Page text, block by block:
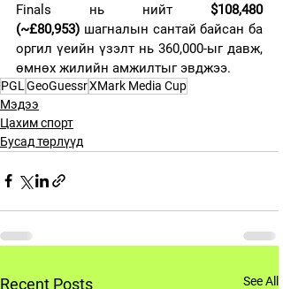
Finals нь нийт $108,480
(~£80,953) шагналын сантай байсан ба
оргил үеийн үзэлт нь 360,000-ыг давж,
өмнөх жилийн амжилтыг эвджээ.
PGL GeoGuessrXMark Media Cup
Мэдээ
Цахим спорт
Бусад төрлүүд
Recent Posts See All